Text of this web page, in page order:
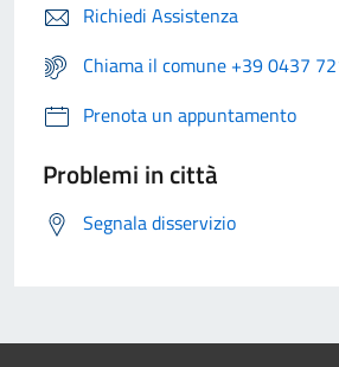
Richiedi Assistenza
Chiama il comune +39 0437
Prenota un appuntamento
Problemi in città
Segnala disservizio